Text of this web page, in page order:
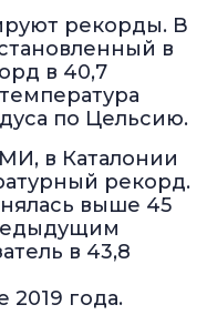
рекорды. В
в
в 40,7
по Цельсию.
в Каталонии
рекорд.
выше 45
в 43,8
2019 года.